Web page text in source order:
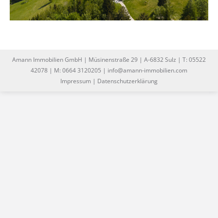
Amann Immobilien GmbH | Müsinenstraße 29 | A-6832 Sulz | T: 05522
42078 | M: 0664 3120205 | info@amann-immobilien.com
Impressum | Datenschutzerklärung